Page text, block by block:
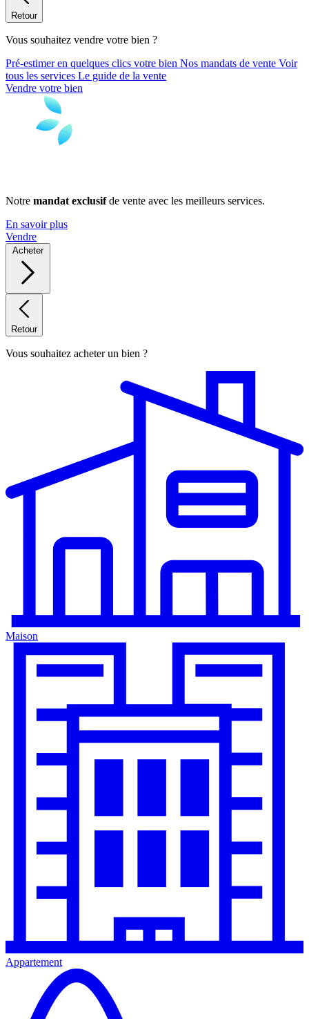
Retour
Vous souhaitez vendre votre bien ?
Pré-estimer en quelques clics votre bien Nos mandats de vente Voir
tous les services Le guide de la vente
Vendre votre bien
Notre mandat exclusifde vente avec les meilleurs services.
En savoir plus
Vendre
Acheter
Retour
Vous souhaitez acheter un bien ?
Maison
Appartement